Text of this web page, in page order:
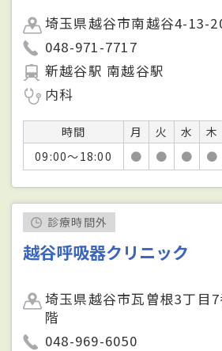
埼玉県越谷市南越谷4-13-
048-971-7717
新越谷駅 南越谷駅
内科
時間 月 火 水 木
09:00～18:00
● ● ● ●
診療時間外
越谷呼吸器クリニック
埼玉県越谷市瓦曽根3丁目
階
048-969-6050